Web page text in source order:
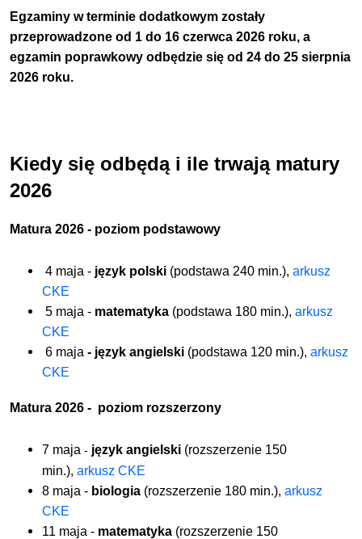
Egzaminy w terminie dodatkowym zostały
przeprowadzone od 1 do 16 czerwca 2026 roku, a
egzamin poprawkowy odbędzie się od 24 do 25 sierpnia
2026 roku.
Kiedy się odbędą i ile trwają matury
2026
Matura 2026 - poziom podstawowy
4 maja - język polski(podstawa 240 min.), arkusz
CKE
5 maja - matematyka(podstawa 180 min.), arkusz
CKE
6 maja - język angielski(podstawa 120 min.), arkusz
CKE
Matura 2026 - poziom rozszerzony
7 maja - język angielski(rozszerzenie 150
min.), arkusz CKE
8 maja - biologia(rozszerzenie 180 min.), arkusz
CKE
11 maja - matematyka (rozszerzenie 150